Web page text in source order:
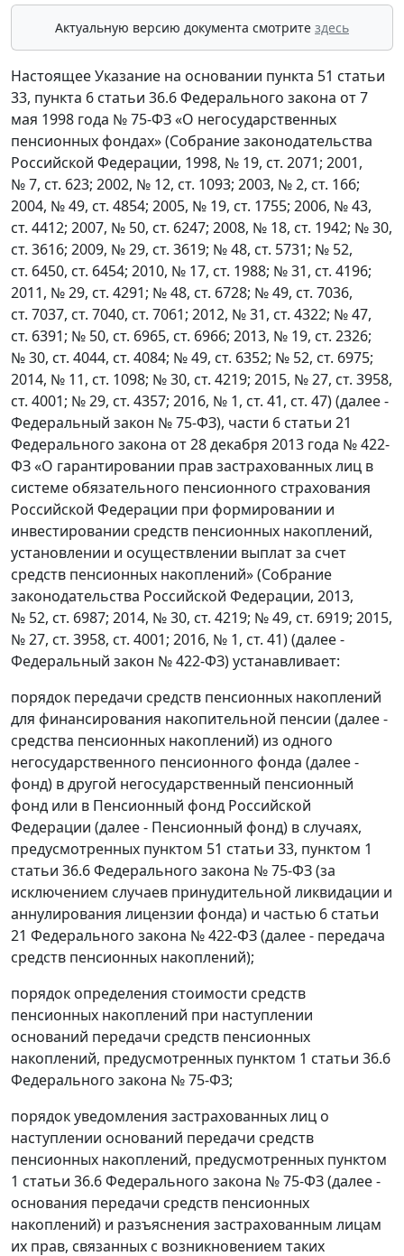
Актуальную версию документа смотрите здесь
Настоящее Указание на основании пункта 51 статьи
33, пункта 6 статьи 36.6 Федерального закона от 7
мая 1998 года № 75-ФЗ «О негосударственных
пенсионных фондах» (Собрание законодательства
Российской Федерации, 1998, № 19, ст. 2071; 2001,
№ 7, ст. 623; 2002, № 12, ст. 1093; 2003, № 2, ст. 166;
2004, № 49, ст. 4854; 2005, № 19, ст. 1755; 2006, № 43,
ст. 4412; 2007, № 50, ст. 6247; 2008, № 18, ст. 1942; № 30,
ст. 3616; 2009, № 29, ст. 3619; № 48, ст. 5731; № 52,
ст. 6450, ст. 6454; 2010, № 17, ст. 1988; № 31, ст. 4196;
2011, № 29, ст. 4291; № 48, ст. 6728; № 49, ст. 7036,
ст. 7037, ст. 7040, ст. 7061; 2012, № 31, ст. 4322; № 47,
ст. 6391; № 50, ст. 6965, ст. 6966; 2013, № 19, ст. 2326;
№ 30, ст. 4044, ст. 4084; № 49, ст. 6352; № 52, ст. 6975;
2014, № 11, ст. 1098; № 30, ст. 4219; 2015, № 27, ст. 3958,
ст. 4001; № 29, ст. 4357; 2016, № 1, ст. 41, ст. 47) (далее -
Федеральный закон № 75-ФЗ), части 6 статьи 21
Федерального закона от 28 декабря 2013 года № 422-
ФЗ «О гарантировании прав застрахованных лиц в
системе обязательного пенсионного страхования
Российской Федерации при формировании и
инвестировании средств пенсионных накоплений,
установлении и осуществлении выплат за счет
средств пенсионных накоплений» (Собрание
законодательства Российской Федерации, 2013,
№ 52, ст. 6987; 2014, № 30, ст. 4219; № 49, ст. 6919; 2015,
№ 27, ст. 3958, ст. 4001; 2016, № 1, ст. 41) (далее -
Федеральный закон № 422-ФЗ) устанавливает:
порядок передачи средств пенсионных накоплений
для финансирования накопительной пенсии (далее -
средства пенсионных накоплений) из одного
негосударственного пенсионного фонда (далее -
фонд) в другой негосударственный пенсионный
фонд или в Пенсионный фонд Российской
Федерации (далее - Пенсионный фонд) в случаях,
предусмотренных пунктом 51 статьи 33, пунктом 1
статьи 36.6 Федерального закона № 75-ФЗ (за
исключением случаев принудительной ликвидации и
аннулирования лицензии фонда) и частью 6 статьи
21 Федерального закона № 422-ФЗ (далее - передача
средств пенсионных накоплений);
порядок определения стоимости средств
пенсионных накоплений при наступлении
оснований передачи средств пенсионных
накоплений, предусмотренных пунктом 1 статьи 36.6
Федерального закона № 75-ФЗ;
порядок уведомления застрахованных лиц о
наступлении оснований передачи средств
пенсионных накоплений, предусмотренных пунктом
1 статьи 36.6 Федерального закона № 75-ФЗ (далее -
основания передачи средств пенсионных
накоплений) и разъяснения застрахованным лицам
их прав, связанных с возникновением таких